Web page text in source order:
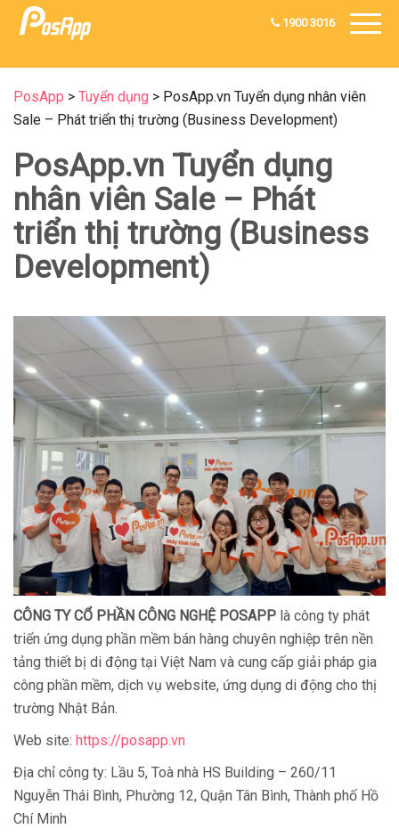
1900 3016
PosApp > Tuyển dụng > PosApp.vn Tuyển dụng nhân viên
Sale – Phát triển thị trường (Business Development)
PosApp.vn Tuyển dụng
nhân viên Sale – Phát
triển thị trường (Business
Development)
CÔNG TY CỔ PHẦN CÔNG NGHỆ POSAPP là công ty phát
triển ứng dụng phần mềm bán hàng chuyên nghiệp trên nền
tảng thiết bị di động tại Việt Nam và cung cấp giải pháp gia
công phần mềm, dịch vụ website, ứng dụng di động cho thị
trường Nhật Bản.
Web site: https://posapp.vn
Địa chỉ công ty: Lầu 5, Toà nhà HS Building – 260/11
Nguyễn Thái Bình, Phường 12, Quận Tân Bình, Thành phố Hồ
Chí Minh